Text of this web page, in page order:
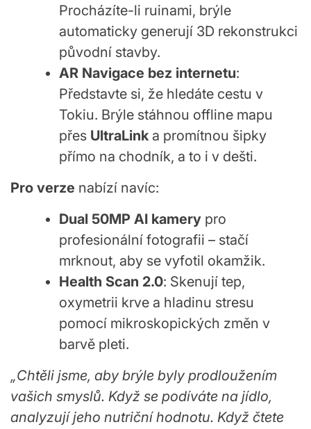
Procházíte-li ruinami, brýle
automaticky generují 3D rekonstrukci
původní stavby.
AR Navigace bez internetu:
Představte si, že hledáte cestu v
Tokiu. Brýle stáhnou offline mapu
přes UltraLink a promítnou šipky
přímo na chodník, a to i v dešti.
Pro verze nabízí navíc:
Dual 50MP AI kamery pro
profesionální fotografii – stačí
mrknout, aby se vyfotil okamžik.
Health Scan 2.0: Skenují tep,
oxymetrii krve a hladinu stresu
pomocí mikroskopických změn v
barvě pleti.
„Chtěli jsme, aby brýle byly prodloužením
vašich smyslů. Když se podíváte na jídlo,
analyzují jeho nutriční hodnotu. Když čtete